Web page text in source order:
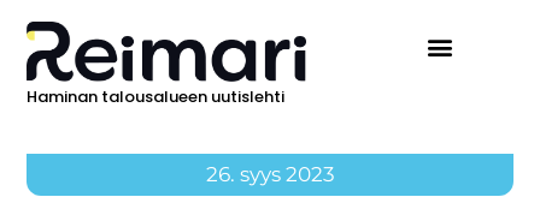
Haminan talousalueen uutislehti
26. syys 2023